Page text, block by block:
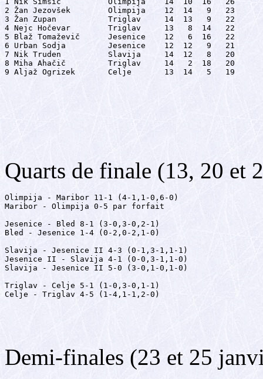
2 Žan Jezovšek        Olimpija    12  14   9   23
3 Žan Zupan           Triglav     14  13   9   22
4 Nejc Hočevar        Triglav     13   8  14   22
5 Blaž Tomaževič      Jesenice    12   6  16   22
6 Urban Sodja         Jesenice    12  12   9   21
7 Nik Truden          Slavija     14  12   8   20
8 Miha Ahačič         Triglav     14   2  18   20
9 Aljaž Ogrizek       Celje       13  14   5   19
Quarts de finale (13, 20 et
Olimpija - Maribor 11-1 (4-1,1-0,6-0)
Maribor - Olimpija 0-5 par forfait
Jesenice - Bled 8-1 (3-0,3-0,2-1)
Bled - Jesenice 1-4 (0-2,0-2,1-0)
Slavija - Jesenice II 4-3 (0-1,3-1,1-1)
Jesenice II - Slavija 4-1 (0-0,3-1,1-0)
Slavija - Jesenice II 5-0 (3-0,1-0,1-0)
Triglav - Celje 5-1 (1-0,3-0,1-1)
Celje - Triglav 4-5 (1-4,1-1,2-0)
Demi-finales (23 et 25